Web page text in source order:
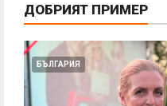
ДОБРИЯТ ПРИМЕР
БЪЛГАРИЯ